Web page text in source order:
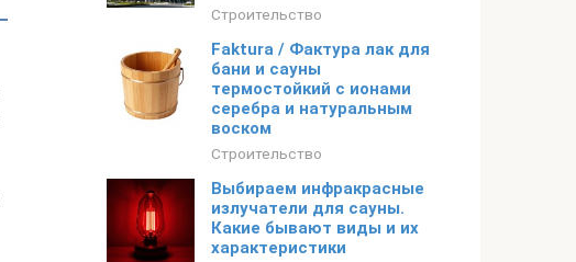
Строительство
Faktura / Фактура лак для
бани и сауны
термостойкий с ионами
серебра и натуральным
воском
Строительство
Выбираем инфракрасные
излучатели для сауны.
Какие бывают виды и их
характеристики